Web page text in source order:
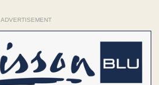
ADVERTISEMENT